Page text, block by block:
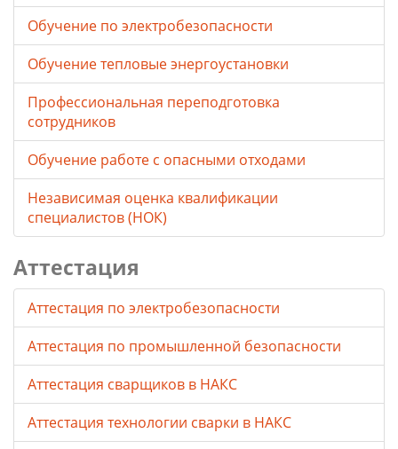
Обучение по электробезопасности
Обучение тепловые энергоустановки
Профессиональная переподготовка
сотрудников
Обучение работе с опасными отходами
Независимая оценка квалификации
специалистов (НОК)
Аттестация
Аттестация по электробезопасности
Аттестация по промышленной безопасности
Аттестация сварщиков в НАКС
Аттестация технологии сварки в НАКС